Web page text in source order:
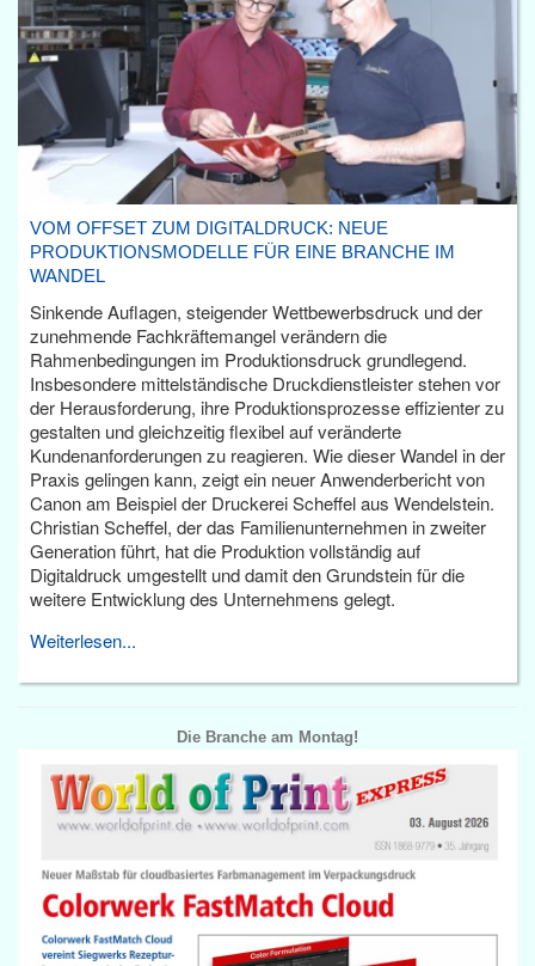
VOM OFFSET ZUM DIGITALDRUCK: NEUE
PRODUKTIONSMODELLE FÜR EINE BRANCHE IM
WANDEL
Sinkende Auflagen, steigender Wettbewerbsdruck und der
zunehmende Fachkräftemangel verändern die
Rahmenbedingungen im Produktionsdruck grundlegend.
Insbesondere mittelständische Druckdienstleister stehen vor
der Herausforderung, ihre Produktionsprozesse effizienter zu
gestalten und gleichzeitig flexibel auf veränderte
Kundenanforderungen zu reagieren. Wie dieser Wandel in der
Praxis gelingen kann, zeigt ein neuer Anwenderbericht von
Canon am Beispiel der Druckerei Scheffel aus Wendelstein.
Christian Scheffel, der das Familienunternehmen in zweiter
Generation führt, hat die Produktion vollständig auf
Digitaldruck umgestellt und damit den Grundstein für die
weitere Entwicklung des Unternehmens gelegt.
Weiterlesen...
Die Branche am Montag!